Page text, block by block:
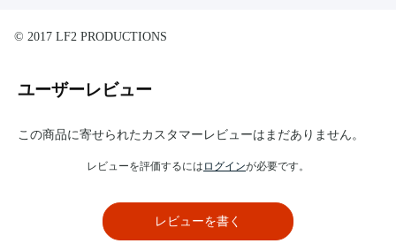
© 2017 LF2 PRODUCTIONS
ユーザーレビュー
この商品に寄せられたカスタマーレビューはまだありません。
レビューを評価するには ログインが必要です。
レビューを書く